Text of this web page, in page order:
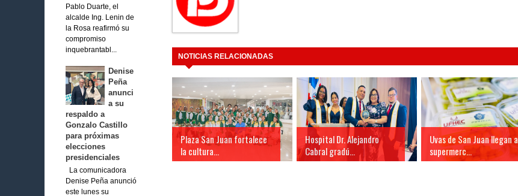
Pablo Duarte, el
alcalde Ing. Lenin de
la Rosa reafirmó su
compromiso
inquebrantabl...
Denise
Peña
anunci
a su
respaldo a
Gonzalo Castillo
para próximas
elecciones
presidenciales
La comunicadora
Denise Peña anunció
este lunes su
NOTICIAS RELACIONADAS
Plaza San Juan fortalece
la cultura...
Hospital Dr. Alejandro
Cabral gradú...
Uvas de San Juan llegan a
supermerc...